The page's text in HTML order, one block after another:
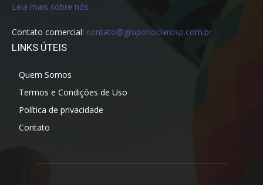
Leia mais sobre nós
Contato comercial: contato@gruporioclarosp.com.br
LINKS ÚTEIS
Quem Somos
Termos e Condições de Uso
Política de privacidade
Contato